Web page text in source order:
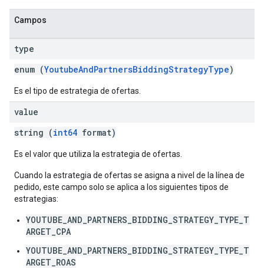
Campos
type
enum (YoutubeAndPartnersBiddingStrategyType)
Es el tipo de estrategia de ofertas.
value
string (int64 format)
Es el valor que utiliza la estrategia de ofertas.
Cuando la estrategia de ofertas se asigna a nivel de la línea de
pedido, este campo solo se aplica a los siguientes tipos de
estrategias:
YOUTUBE_AND_PARTNERS_BIDDING_STRATEGY_TYPE_T
ARGET_CPA
YOUTUBE_AND_PARTNERS_BIDDING_STRATEGY_TYPE_T
ARGET_ROAS